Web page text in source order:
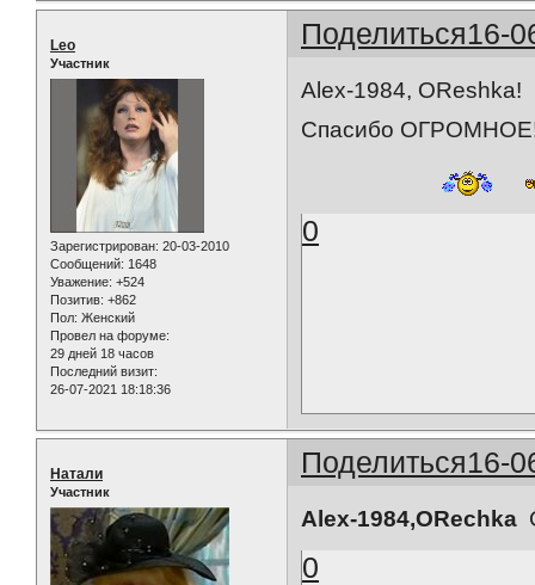
Поделиться16-
Leo
Участник
Зарегистрирован: 20-03-2010
Сообщений: 1648
Уважение: +524
Позитив: +862
Пол: Женский
Провел на форуме:
29 дней 18 часов
Последний визит:
26-07-2021 18:18:36
Alex-1984, OReshka!
Спасибо
0
Поделиться16-
Натали
Участник
Alex-1984,ORechka
0